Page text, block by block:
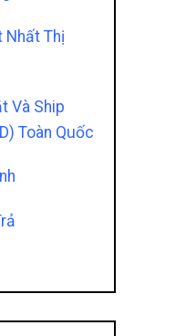
quantity
Nhất Thị
Và Ship
Toàn Quốc